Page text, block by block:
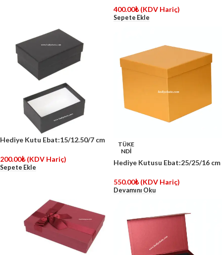
400.00₺ (KDV Hariç)
Sepete Ekle
Hediye Kutu Ebat:15/12.50/7 cm
200.00₺ (KDV Hariç)
Sepete Ekle
TÜKE
NDİ
Hediye Kutusu Ebat:25/25/16 cm
550.00₺ (KDV Hariç)
Devamını Oku